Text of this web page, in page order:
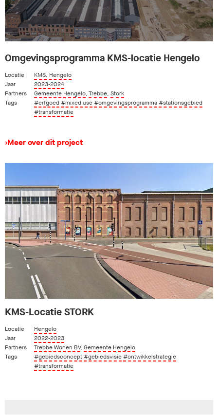
Omgevingsprogramma KMS-locatie Hengelo
Locatie
KMS, Hengelo
Jaar
2023-2024
Partners
Gemeente Hengelo,Trebbe, Stork
Tags
#erfgoed#mixed use#omgevingsprogramma#stationsgebied
#transformatie
›Meer over dit project
KMS-Locatie STORK
Locatie
Hengelo
Jaar
2022-2023
Partners
Trebbe Wonen BV, Gemeente Hengelo
Tags
#gebiedsconcept#gebiedsvisie#ontwikkelstrategie
#transformatie